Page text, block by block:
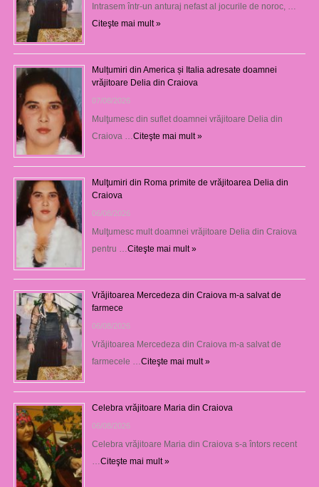
Intrasem într-un anturaj nefast al jocurile de noroc, …
Citeşte mai mult »
Mulțumiri din America și Italia adresate doamnei
vrăjitoare Delia din Craiova
07/08/2026
Mulţumesc din suflet doamnei vrăjitoare Delia din
Craiova … Citeşte mai mult »
Mulţumiri din Roma primite de vrăjitoarea Delia din
Craiova
06/08/2026
Mulţumesc mult doamnei vrăjitoare Delia din Craiova
pentru … Citeşte mai mult »
Vrăjitoarea Mercedeza din Craiova m-a salvat de
farmece
06/08/2026
Vrăjitoarea Mercedeza din Craiova m-a salvat de
farmecele … Citeşte mai mult »
Celebra vrăjitoare Maria din Craiova
06/08/2026
Celebra vrăjitoare Maria din Craiova s-a întors recent
Citeşte mai mult »